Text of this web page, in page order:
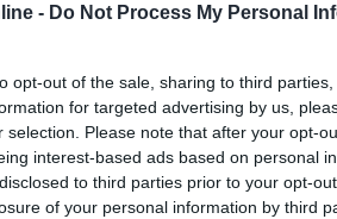
- Do Not Process My Personal
opt-out of the sale, sharing to third
for targeted advertising by us,
selection. Please note that after your opt-
interest-based ads based on personal
to third parties prior to your opt-
of your personal information by third
riscaldata) in Dolomiti,